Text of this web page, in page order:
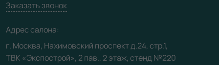
Юридическая информация
Вакансии
Карта сайта
Заказать звонок
Адрес салона:
г. Москва, Нахимовский проспект д.24, стр.1,
ТВК «Экспострой», 2 пав., 2 этаж, стенд №220